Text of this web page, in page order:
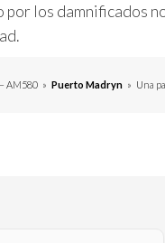
por los damnificados
AM580 » Puerto Madryn » Una